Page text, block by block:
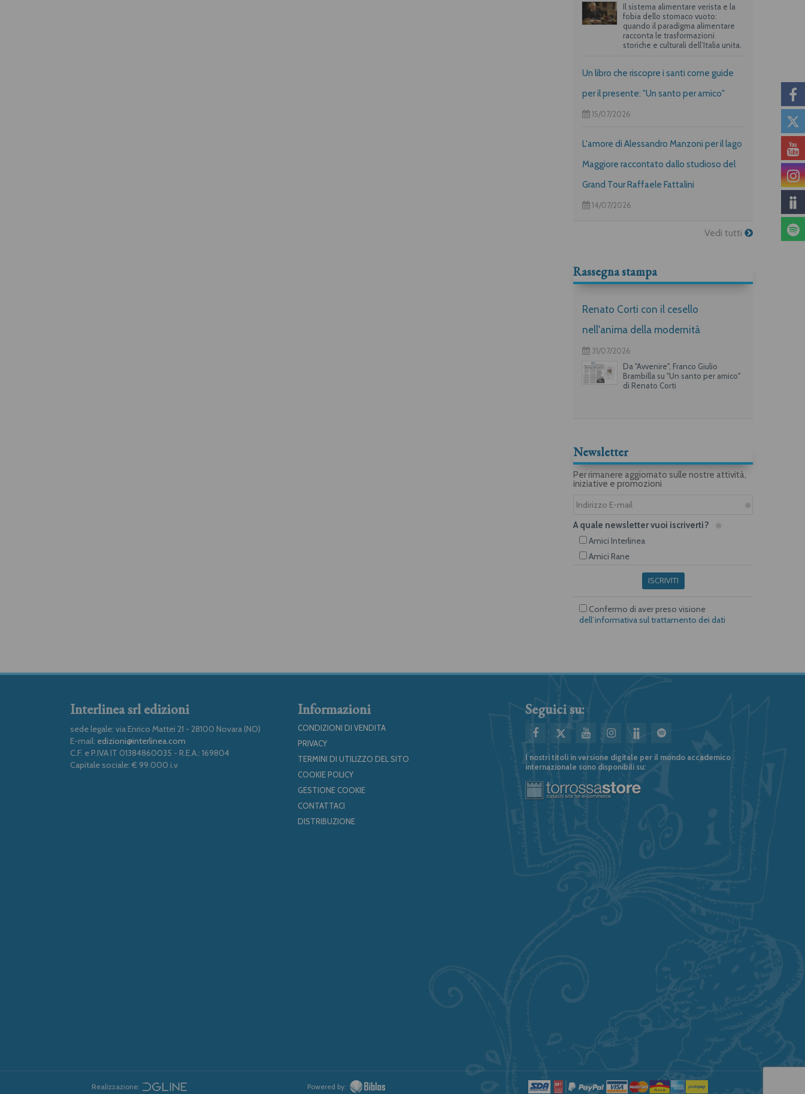
Il sistema alimentare verista e la
fobia dello stomaco vuoto:
quando il paradigma alimentare
racconta le trasformazioni
storiche e culturali dell’Italia unita.
Un libro che riscopre i santi come guide
per il presente: "Un santo per amico"
15/07/2026
L'amore di Alessandro Manzoni per il lago
Maggiore raccontato dallo studioso del
Grand Tour Raffaele Fattalini
14/07/2026
Vedi tutti
Rassegna stampa
Renato Corti con il cesello
nell'anima della modernità
31/07/2026
Da "Avvenire", Franco Giulio
Brambilla su "Un santo per amico"
di Renato Corti
Newsletter
Per rimanere aggiornato sulle nostre attività,
iniziative e promozioni
A quale newsletter vuoi iscriverti?
Amici Interlinea
Amici Rane
ISCRIVITI
Confermo di aver preso visione
dell’informativa sul trattamento dei dati
Interlinea srl edizioni
sede legale: via Enrico Mattei 21 - 28100 Novara (NO)
E-mail: edizioni@interlinea.com
C.F. e P.IVA IT 01384860035 - R.E.A.: 169804
Capitale sociale: € 99.000 i.v
Informazioni
CONDIZIONI DI VENDITA
PRIVACY
TERMINI DI UTILIZZO DEL SITO
COOKIE POLICY
GESTIONE COOKIE
CONTATTACI
DISTRIBUZIONE
Seguici su:
I nostri titoli in versione digitale per il mondo accademico
internazionale sono disponibili su:
Realizzazione: Powered by: